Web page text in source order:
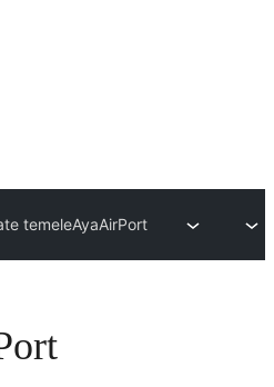
temeleAyaAirPort